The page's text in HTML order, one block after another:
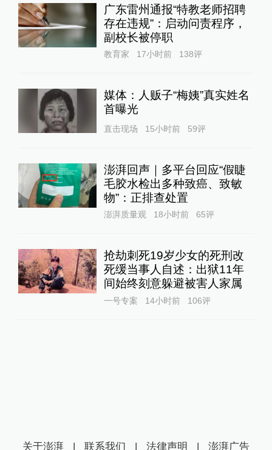
广东雷州通报“特教老师招聘
存在违规”：启动问责程序，
副校长被停职
教育家 17小时前 138评
媒体：人贩子“梅姨”真实姓名
首曝光
直击现场 15小时前 59评
澎湃回声｜多平台回应“假睫
毛胶水检出多种致癌、致敏
物”：正排查处置
澎湃质量观 18小时前 65评
抢劫刺死19岁少女的死刑改
死缓当事人自述：出狱11年
间始终刻意躲避被害人家属
一号专案 14小时前 106评
关于澎湃 | 联系我们 | 法律声明 | 澎湃广告